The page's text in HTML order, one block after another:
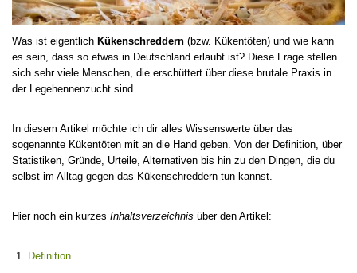
Was ist eigentlich Kükenschreddern (bzw. Kükentöten) und wie kann
es sein, dass so etwas in Deutschland erlaubt ist? Diese Frage stellen
sich sehr viele Menschen, die erschüttert über diese brutale Praxis in
der Legehennenzucht sind.
In diesem Artikel möchte ich dir alles Wissenswerte über das
sogenannte Kükentöten mit an die Hand geben. Von der Definition, über
Statistiken, Gründe, Urteile, Alternativen bis hin zu den Dingen, die du
selbst im Alltag gegen das Kükenschreddern tun kannst.
Hier noch ein kurzes Inhaltsverzeichnis über den Artikel:
Definition